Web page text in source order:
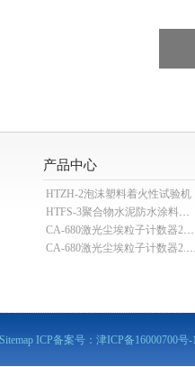
产品中心
HTZH-2泡沫塑料着火性试验机
HTFS-3聚合物水泥防水涂料分散机
CA-680激光尘埃粒子计数器28.3L
CA-680激光尘埃粒子
ICP备案号： 津ICP备16000700号-